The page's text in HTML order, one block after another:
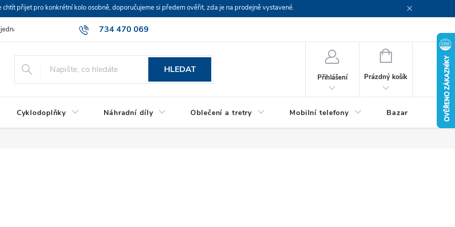
přijet pro konkrétní kolo osobně, doporučujeme si předem ověřit, zda je na prodejně vystavené.
734 470 069
HLEDAT
Přihlášení
NÁKUPNÍ
Prázdný košík
Cyklodoplňky Náhradní díly Oblečení a tretry Mobilní telefony Bazar Servis